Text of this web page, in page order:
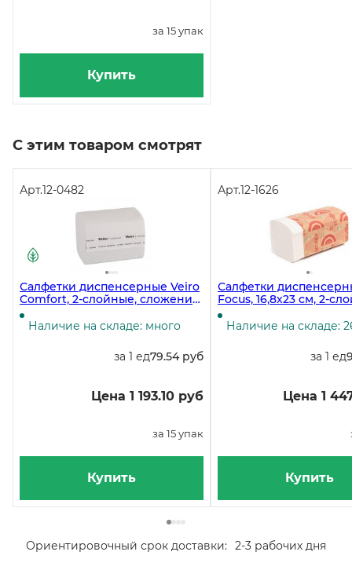
за 15 упак
Купить
С этим товаром смотрят
Арт.12-0482
Салфетки диспенсерные Veiro
Comfort, 2-слойные, сложение
1/2, 16,2х21 см, 220 листов в
упаковке, 15 пачек в коробке
Наличие на складе: много
за 1 ед79.54 руб
Цена 1 193.10 руб
за 15 упак
Купить
Арт.12-1626
Салфетки
Focus, 16,8х23 см, 2-
белые, 1/2 сложения
листов в упаковке, 15
Наличие на складе:
за 1 ед
Цена 1
Купить
Ориентировочный срок доставки: 2-3 рабочих дня